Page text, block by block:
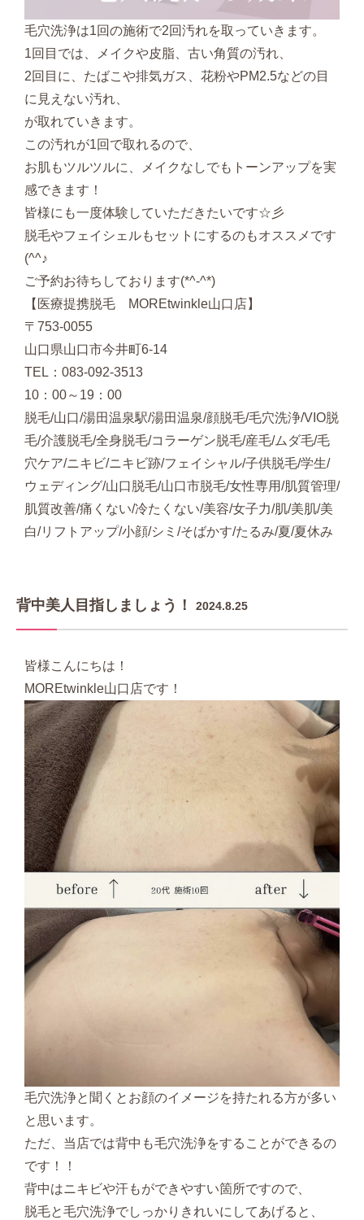
毛穴洗浄は1回の施術で2回汚れを取っていきます。
1回目では、メイクや皮脂、古い角質の汚れ、
2回目に、たばこや排気ガス、花粉やPM2.5などの目
に見えない汚れ、
が取れていきます。
この汚れが1回で取れるので、
お肌もツルツルに、メイクなしでもトーンアップを実
感できます！
皆様にも一度体験していただきたいです☆彡
脱毛やフェイシェルもセットにするのもオススメです
(^^♪
ご予約お待ちしております(*^-^*)
【医療提携脱毛 MOREtwinkle山口店】
〒753-0055
山口県山口市今井町6-14
TEL：083-092-3513
10：00～19：00
脱毛/山口/湯田温泉駅/湯田温泉/顔脱毛/毛穴洗浄/VIO脱
毛/介護脱毛/全身脱毛/コラーゲン脱毛/産毛/ムダ毛/毛
穴ケア/ニキビ/ニキビ跡/フェイシャル/子供脱毛/学生/
ウェディング/山口脱毛/山口市脱毛/女性専用/肌質管理/
肌質改善/痛くない/冷たくない/美容/女子力/肌/美肌/美
白/リフトアップ/小顔/シミ/そばかす/たるみ/夏/夏休み
背中美人目指しましょう！ 2024.8.25
皆様こんにちは！
MOREtwinkle山口店です！
毛穴洗浄と聞くとお顔のイメージを持たれる方が多い
と思います。
ただ、当店では背中も毛穴洗浄をすることができるの
です！！
背中はニキビや汗もができやすい箇所ですので、
脱毛と毛穴洗浄でしっかりきれいにしてあげると、